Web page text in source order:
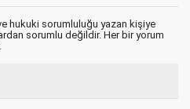
hukuki sorumluluğu yazan kişiye
sorumlu değildir. Her bir yorum